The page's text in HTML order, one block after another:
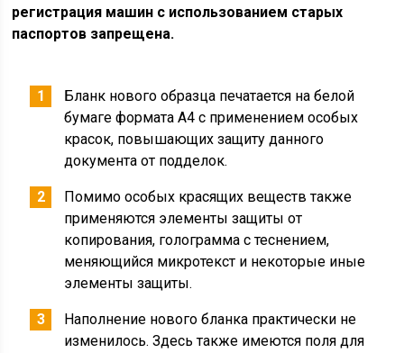
регистрация машин с использованием старых
паспортов запрещена.
Бланк нового образца печатается на белой
бумаге формата А4 с применением особых
красок, повышающих защиту данного
документа от подделок.
Помимо особых красящих веществ также
применяются элементы защиты от
копирования, голограмма с теснением,
меняющийся микротекст и некоторые иные
элементы защиты.
Наполнение нового бланка практически не
изменилось. Здесь также имеются поля для